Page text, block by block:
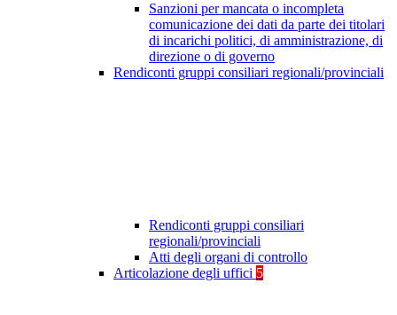
Sanzioni per mancata o incompleta
comunicazione dei dati da parte dei titolari
di incarichi politici, di amministrazione, di
direzione o di governo
Rendiconti gruppi consiliari regionali/provinciali
Rendiconti gruppi consiliari
regionali/provinciali
Atti degli organi di controllo
Articolazione degli uffici 5